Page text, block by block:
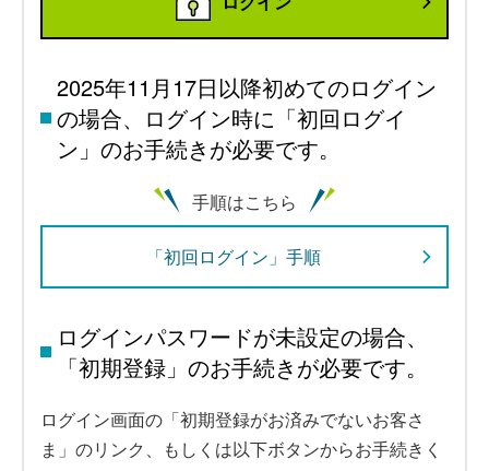
2025年11月17日以降初めてのログイン
の場合、ログイン時に「初回ログイ
ン」のお手続きが必要です。
手順はこちら
「初回ログイン」手順
ログインパスワードが未設定の場合、
「初期登録」のお手続きが必要です。
ログイン画面の「初期登録がお済みでないお客さ
ま」のリンク、もしくは以下ボタンからお手続きく